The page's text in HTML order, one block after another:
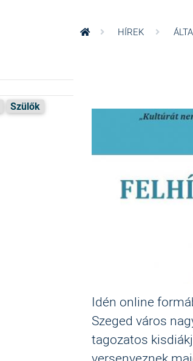
HÍREK
Idén online
Szeged város
tagozatos
Szülők